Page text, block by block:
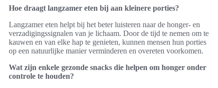
Hoe draagt langzamer eten bij aan kleinere porties?
Langzamer eten helpt bij het beter luisteren naar de honger- en
verzadigingssignalen van je lichaam. Door de tijd te nemen om te
kauwen en van elke hap te genieten, kunnen mensen hun porties
op een natuurlijke manier verminderen en overeten voorkomen.
Wat zijn enkele gezonde snacks die helpen om honger onder
controle te houden?